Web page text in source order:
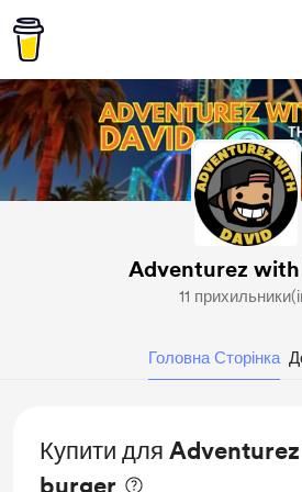
Adventurez
11
Головна Сторінка
Купити для
burger